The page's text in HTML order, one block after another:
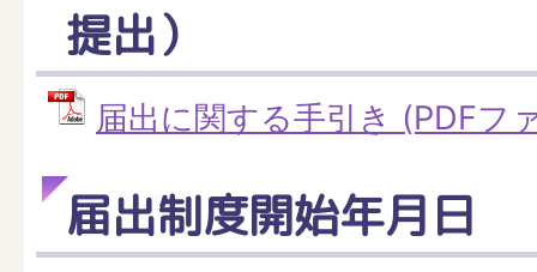
提出）
届出に関する手引き (PDFフ
届出制度開始年月日